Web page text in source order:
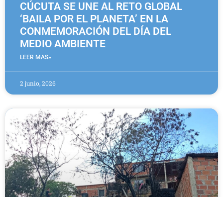
CÚCUTA SE UNE AL RETO GLOBAL
‘BAILA POR EL PLANETA’ EN LA
CONMEMORACIÓN DEL DÍA DEL
MEDIO AMBIENTE
LEER MAS»
2 junio, 2026